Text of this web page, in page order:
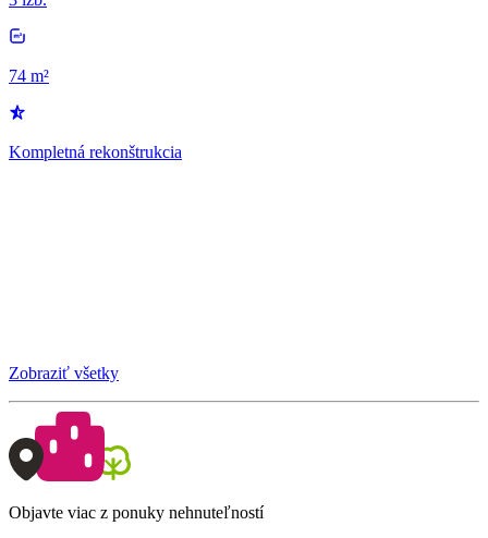
74 m²
Kompletná rekonštrukcia
Zobraziť všetky
Objavte viac z ponuky nehnuteľností